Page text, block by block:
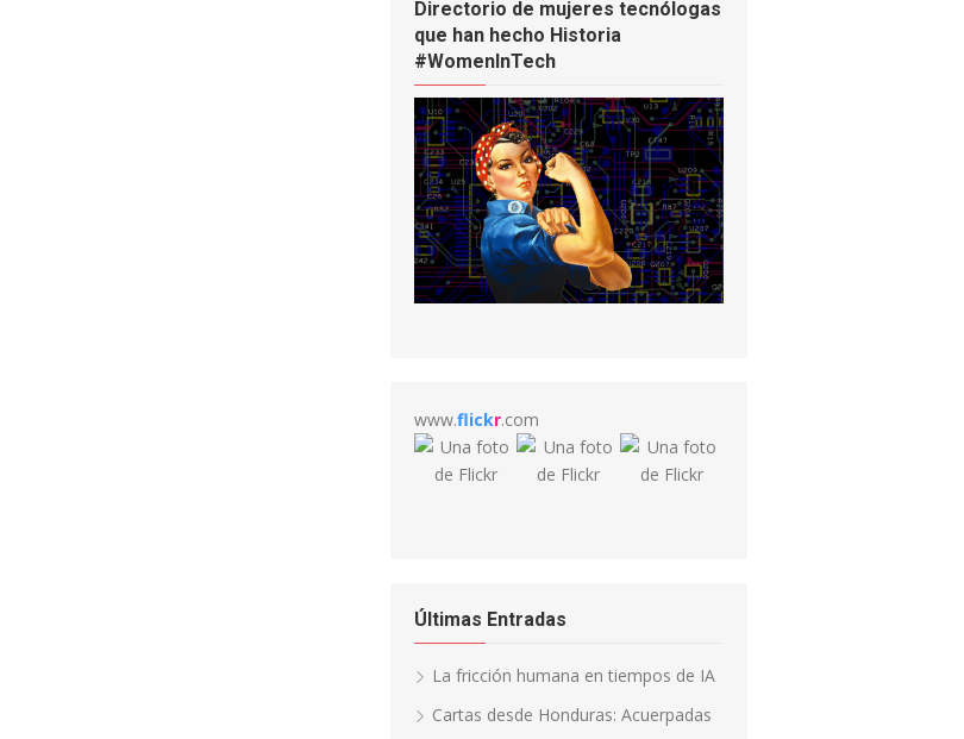
Directorio de mujeres tecnólogas
que han hecho Historia
#WomenInTech
www.flickr.com
Últimas Entradas
La fricción humana en tiempos de IA
Cartas desde Honduras: Acuerpadas